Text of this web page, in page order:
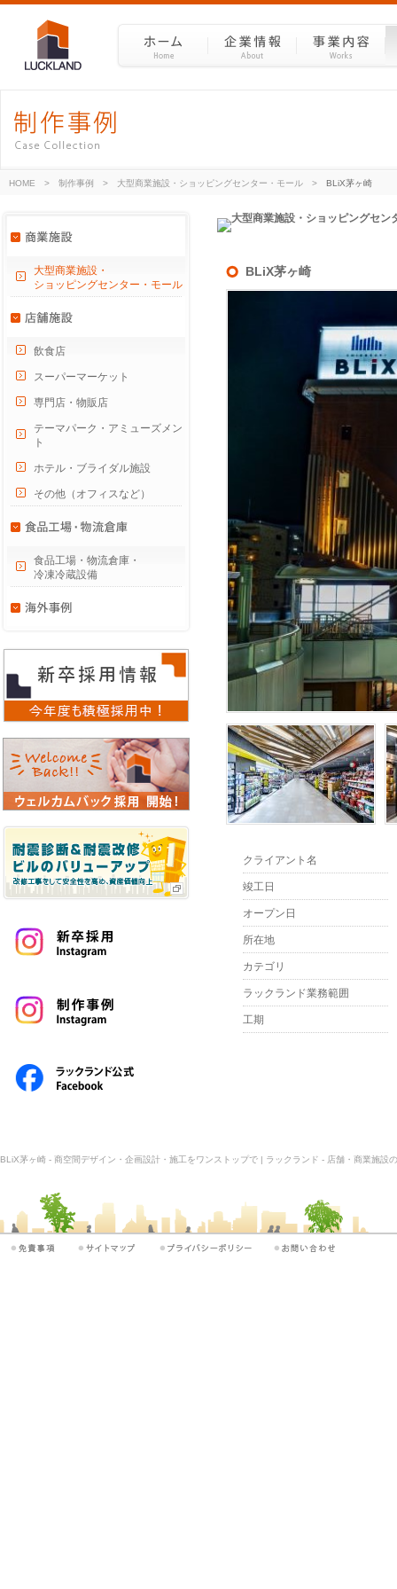
HOME > 制作事例 > 大型商業施設・ショッピングセンター・モール > BLiX茅ヶ崎
BLiX茅ヶ崎
クライアント名
竣工日
オープン日
所在地
カテゴリ
ラックランド業務範囲
工期
大型商業施設・
ショッピングセンター・モール
飲食店
スーパーマーケット
専門店・物販店
テーマパーク・アミューズメン
ト
ホテル・ブライダル施設
その他（オフィスなど）
食品工場・物流倉庫・
冷凍冷蔵設備
BLiX茅ヶ崎 - 商空間デザイン・企画設計・施工をワンストップで | ラックランド - 店舗・商業施設